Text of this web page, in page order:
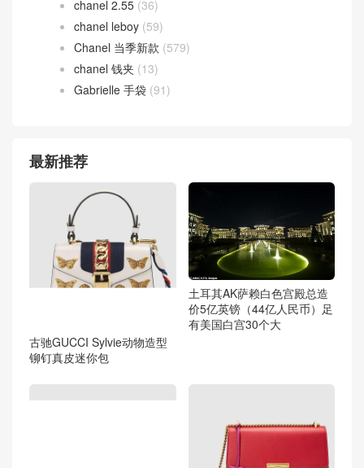
chanel 2.55 (36)
chanel leboy (59)
Chanel 当季新款 (579)
chanel 钱夹 (13)
Gabrielle 手袋 (91)
最新推荐
古驰GUCCI Sylvie动物造型
铆钉真皮迷你包
土耳其AK萨赖白色宫殿总造
价5亿英镑（44亿人民币）足
有美国白宫30个大